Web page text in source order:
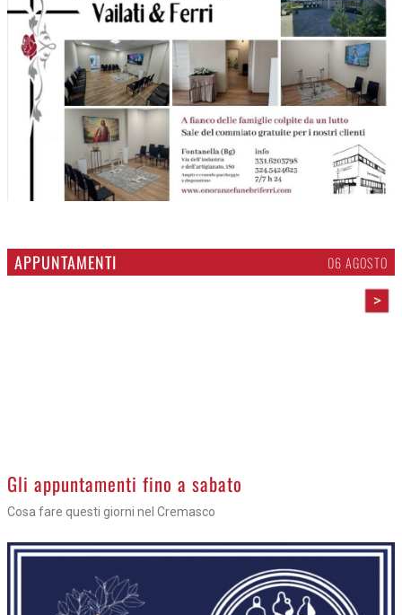
APPUNTAMENTI 06 AGOSTO
>
Gli appuntamenti fino a sabato
Cosa fare questi giorni nel Cremasco